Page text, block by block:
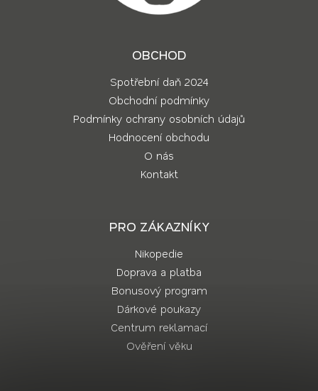
OBCHOD
Spotřební daň 2024
Obchodní podmínky
Podmínky ochrany osobních údajů
Hodnocení obchodu
O nás
Kontakt
PRO ZÁKAZNÍKY
Nikopedie
Doprava a platba
Bonusový program
Dárkové poukazy
Centrum reklamací
Ověření věku